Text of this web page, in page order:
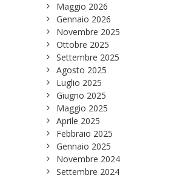
Maggio 2026
Gennaio 2026
Novembre 2025
Ottobre 2025
Settembre 2025
Agosto 2025
Luglio 2025
Giugno 2025
Maggio 2025
Aprile 2025
Febbraio 2025
Gennaio 2025
Novembre 2024
Settembre 2024